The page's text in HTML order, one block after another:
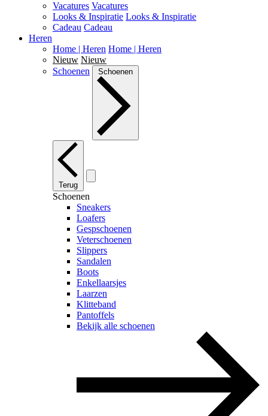
Vacatures Vacatures
Looks & Inspiratie Looks & Inspiratie
Cadeau Cadeau
Heren
Home | Heren Home | Heren
Nieuw Nieuw
Schoenen
Schoenen
Terug
Schoenen
Sneakers
Loafers
Gespschoenen
Veterschoenen
Slippers
Sandalen
Boots
Enkellaarsjes
Laarzen
Klitteband
Pantoffels
Bekijk alle schoenen